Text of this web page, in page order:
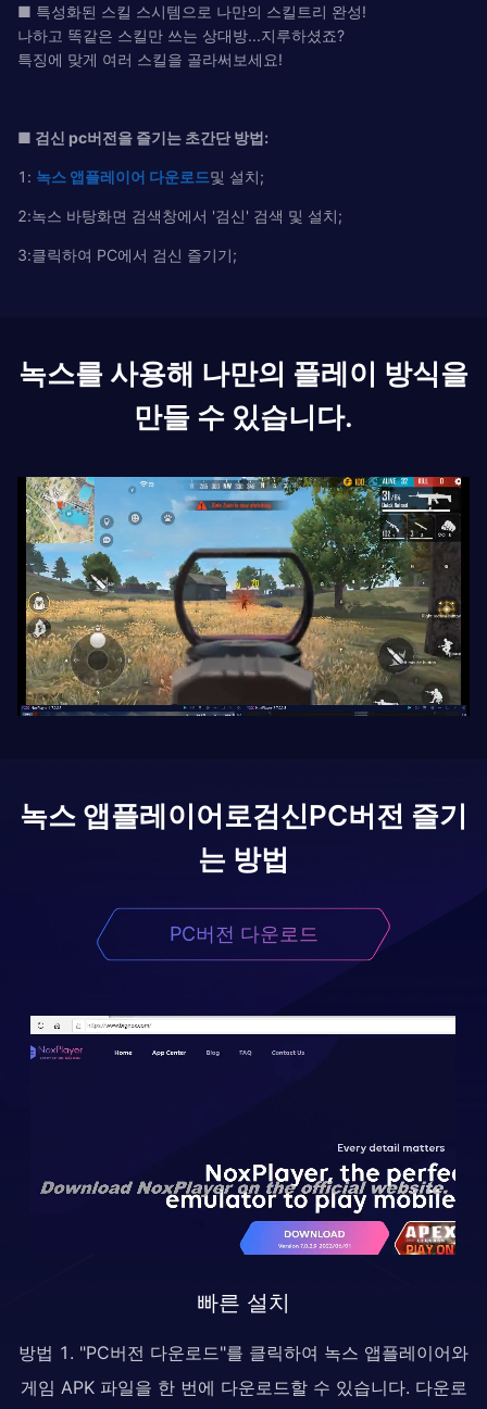
■ 특성화된 스킬 스시템으로 나만의 스킬트리 완성!
나하고 똑같은 스킬만 쓰는 상대방...지루하셨죠?
특징에 맞게 여러 스킬을 골라써보세요!
■ 검신 pc버전을 즐기는 초간단 방법:
1: 녹스 앱플레이어 다운로드및 설치;
2:녹스 바탕화면 검색창에서 '검신' 검색 및 설치;
3:클릭하여 PC에서 검신 즐기기;
녹스를 사용해 나만의 플레이 방식을
만들 수 있습니다.
녹스 앱플레이어로검신PC버전 즐기
는 방법
PC버전 다운로드
빠른 설치
방법 1. "PC버전 다운로드"를 클릭하여 녹스 앱플레이어와
게임 APK 파일을 한 번에 다운로드할 수 있습니다. 다운로